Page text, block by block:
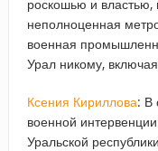
роскошью и
неполноценная
военная
Урал никому,
Ксения Кириллова: В
военной
Уральской